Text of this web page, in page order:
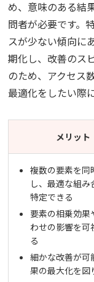
め、意味のある結
問者が必要です。
スが少ない傾向に
期化し、改善のス
のため、アクセス
最適化をしたい際
メリット
複数の要素を同
し、最適な組み
特定できる
要素の相乗効果
わせの影響を可
る
細かな改善が可
果の最大化を図